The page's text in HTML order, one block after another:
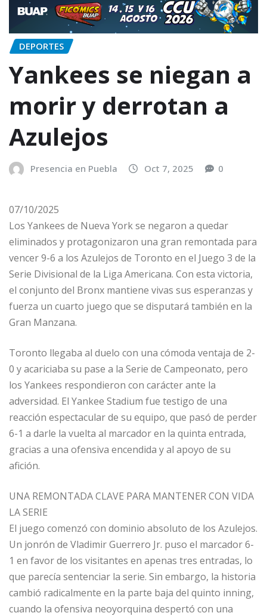
DEPORTES
Yankees se niegan a
morir y derrotan a
Azulejos
Presencia en Puebla Oct 7, 2025 0
07/10/2025
Los Yankees de Nueva York se negaron a quedar
eliminados y protagonizaron una gran remontada para
vencer 9-6 a los Azulejos de Toronto en el Juego 3 de la
Serie Divisional de la Liga Americana. Con esta victoria,
el conjunto del Bronx mantiene vivas sus esperanzas y
fuerza un cuarto juego que se disputará también en la
Gran Manzana.
Toronto llegaba al duelo con una cómoda ventaja de 2-
0 y acariciaba su pase a la Serie de Campeonato, pero
los Yankees respondieron con carácter ante la
adversidad. El Yankee Stadium fue testigo de una
reacción espectacular de su equipo, que pasó de perder
6-1 a darle la vuelta al marcador en la quinta entrada,
gracias a una ofensiva encendida y al apoyo de su
afición.
UNA REMONTADA CLAVE PARA MANTENER CON VIDA
LA SERIE
El juego comenzó con dominio absoluto de los Azulejos.
Un jonrón de Vladimir Guerrero Jr. puso el marcador 6-
1 en favor de los visitantes en apenas tres entradas, lo
que parecía sentenciar la serie. Sin embargo, la historia
cambió radicalmente en la parte baja del quinto inning,
cuando la ofensiva neoyorquina despertó con una